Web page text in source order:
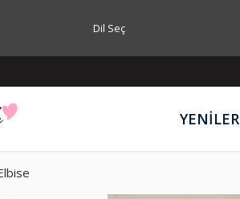
Dil Seç
YENİLER